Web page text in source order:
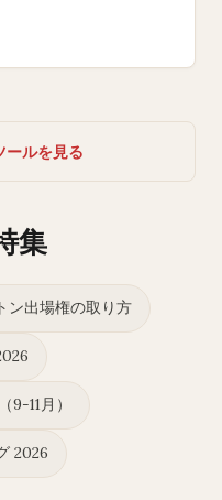
する無料ツール。
ールを見る
集
ン出場権の取り方
11月）
2026